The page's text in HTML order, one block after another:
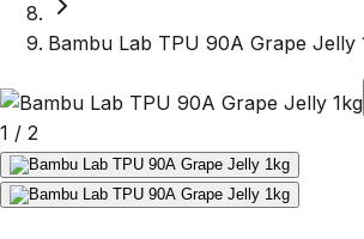
Bambu Lab TPU 90A Grape Jelly
1 / 2